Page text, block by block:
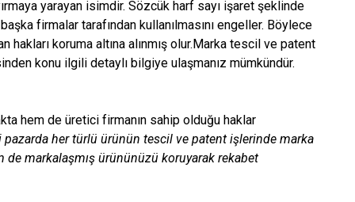
yarayan isimdir. Sözcük harf sayı işaret şeklinde
firmalar tarafından kullanılmasını engeller. Böylece
koruma altına alınmış olur.Marka tescil ve patent
konu ilgili detaylı bilgiye ulaşmanız mümkündür.
hem de üretici firmanın sahip olduğu haklar
her türlü ürünün tescil ve patent işlerinde marka
de markalaşmış ürününüzü koruyarak rekabet